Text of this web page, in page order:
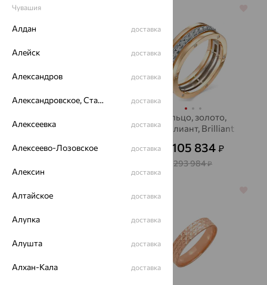
64%
золото, бриллиант,
от 39 740₽
Кольцо, золото,
бриллиант, Brilliant
105 834₽
293 984₽
64%
Чувашия
Алдан доставка
Алейск доставка
Александров доставка
Александровское, Ставропольский край доставка
Алексеевка доставка
Алексеево-Лозовское доставка
Алексин доставка
Алтайское доставка
Алупка доставка
Алушта доставка
Алхан-Кала доставка